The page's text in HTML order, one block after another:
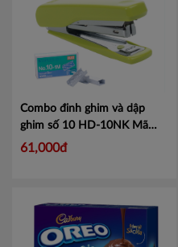
Combo đinh ghim và dập
ghim số 10 HD-10NK Mã
MX10NK
61,000đ